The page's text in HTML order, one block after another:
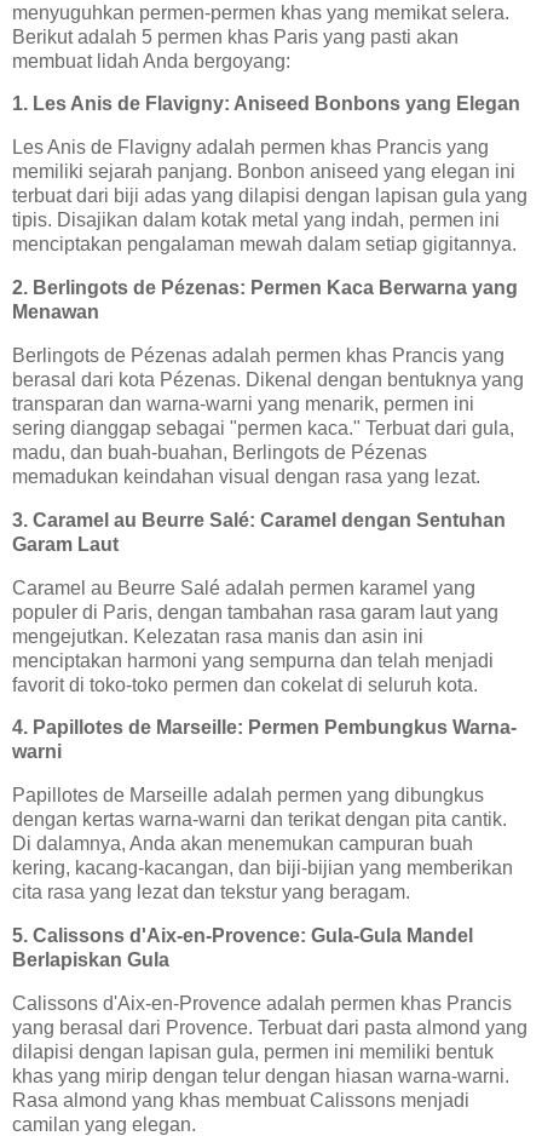
menyuguhkan permen-permen khas yang memikat selera.
Berikut adalah 5 permen khas Paris yang pasti akan
membuat lidah Anda bergoyang:
1. Les Anis de Flavigny: Aniseed Bonbons yang Elegan
Les Anis de Flavigny adalah permen khas Prancis yang
memiliki sejarah panjang. Bonbon aniseed yang elegan ini
terbuat dari biji adas yang dilapisi dengan lapisan gula yang
tipis. Disajikan dalam kotak metal yang indah, permen ini
menciptakan pengalaman mewah dalam setiap gigitannya.
2. Berlingots de Pézenas: Permen Kaca Berwarna yang
Menawan
Berlingots de Pézenas adalah permen khas Prancis yang
berasal dari kota Pézenas. Dikenal dengan bentuknya yang
transparan dan warna-warni yang menarik, permen ini
sering dianggap sebagai "permen kaca." Terbuat dari gula,
madu, dan buah-buahan, Berlingots de Pézenas
memadukan keindahan visual dengan rasa yang lezat.
3. Caramel au Beurre Salé: Caramel dengan Sentuhan
Garam Laut
Caramel au Beurre Salé adalah permen karamel yang
populer di Paris, dengan tambahan rasa garam laut yang
mengejutkan. Kelezatan rasa manis dan asin ini
menciptakan harmoni yang sempurna dan telah menjadi
favorit di toko-toko permen dan cokelat di seluruh kota.
4. Papillotes de Marseille: Permen Pembungkus Warna-
warni
Papillotes de Marseille adalah permen yang dibungkus
dengan kertas warna-warni dan terikat dengan pita cantik.
Di dalamnya, Anda akan menemukan campuran buah
kering, kacang-kacangan, dan biji-bijian yang memberikan
cita rasa yang lezat dan tekstur yang beragam.
5. Calissons d'Aix-en-Provence: Gula-Gula Mandel
Berlapiskan Gula
Calissons d'Aix-en-Provence adalah permen khas Prancis
yang berasal dari Provence. Terbuat dari pasta almond yang
dilapisi dengan lapisan gula, permen ini memiliki bentuk
khas yang mirip dengan telur dengan hiasan warna-warni.
Rasa almond yang khas membuat Calissons menjadi
camilan yang elegan.